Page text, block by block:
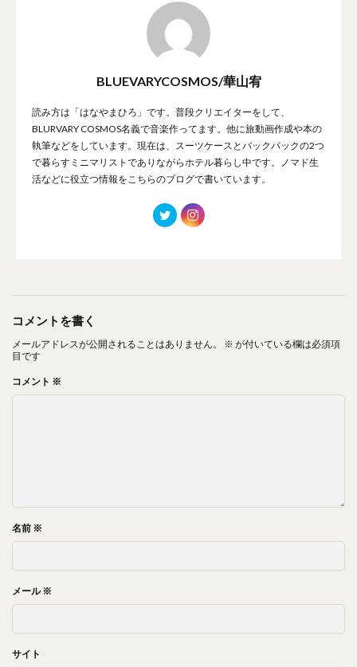
BLUEVARYCOSMOS/華山宥
読み方は「はなやまひろ」です。普段クリエイターをして、
BLURVARY COSMOS名義で音楽作ってます。他に旅動画作成や本の
執筆などをしています。現在は、スーツケースとバックパックの2つ
で暮らすミニマリストでありながらホテル暮らし中です。ノマド生
活などに役立つ情報をこちらのブログで書いています。
コメントを書く
メールアドレスが公開されることはありません。 ※ が付いている欄は必須項
目です
コメント ※
名前 ※
メール※
サイト